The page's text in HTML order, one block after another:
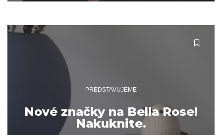
PREDSTAVUJEME
Nové značky na Bella Rose!
Nakuknite.